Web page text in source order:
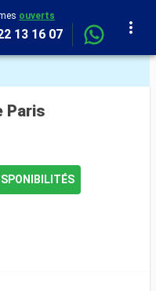
ouverts
13 16 07
Paris